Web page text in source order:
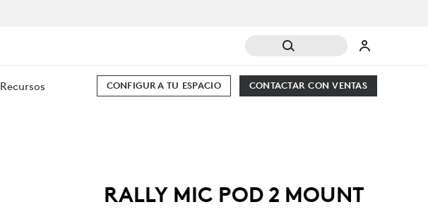
Recursos CONTACTAR CON VENTAS
CONFIGURA TU ESPACIO
RALLY MIC POD 2 MOUNT